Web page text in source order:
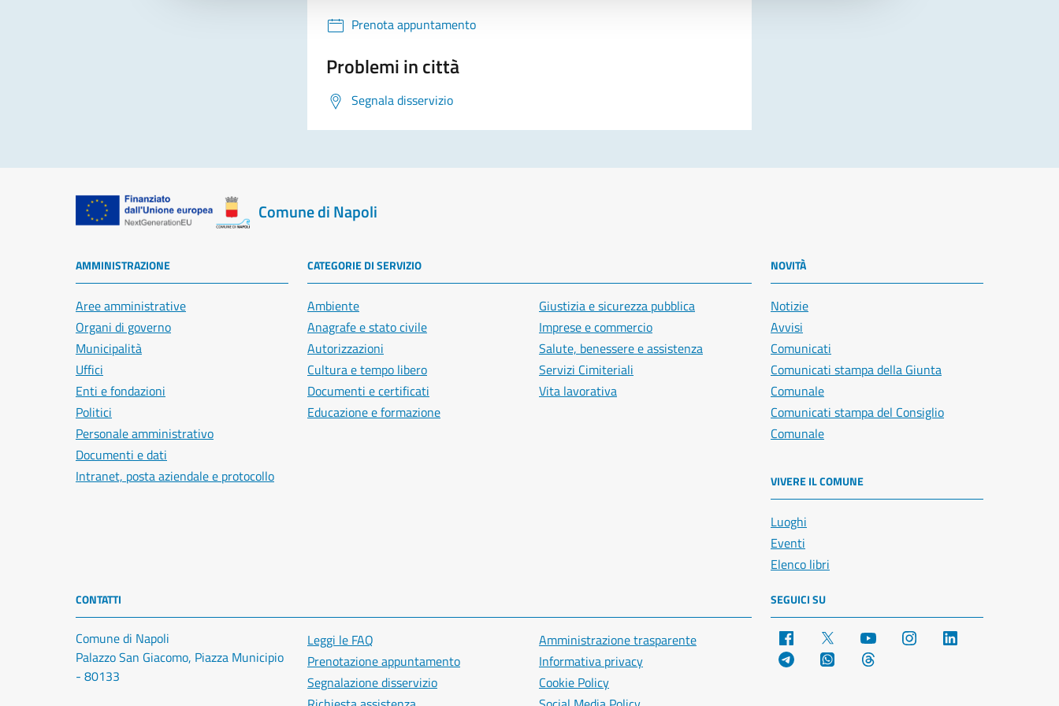
Prenota appuntamento
Problemi in città
Segnala disservizio
Comune di Napoli
AMMINISTRAZIONE
Aree amministrative
Organi di governo
Municipalità
Uffici
Enti e fondazioni
Politici
Personale amministrativo
Documenti e dati
Intranet, posta aziendale e protocollo
CATEGORIE DI SERVIZIO
Ambiente
Anagrafe e stato civile
Autorizzazioni
Cultura e tempo libero
Documenti e certificati
Educazione e formazione
Giustizia e sicurezza pubblica
Imprese e commercio
Salute, benessere e assistenza
Servizi Cimiteriali
Vita lavorativa
NOVITÀ
Notizie
Avvisi
Comunicati
Comunicati stampa della Giunta
Comunale
Comunicati stampa del Consiglio
Comunale
VIVERE IL COMUNE
Luoghi
Eventi
Elenco libri
CONTATTI
Comune di Napoli
Palazzo San Giacomo, Piazza Municipio
- 80133
Leggi le FAQ
Prenotazione appuntamento
Segnalazione disservizio
Amministrazione trasparente
Informativa privacy
Cookie Policy
SEGUICI SU
Facebook YouTube Instagram
Telegram WhatsApp